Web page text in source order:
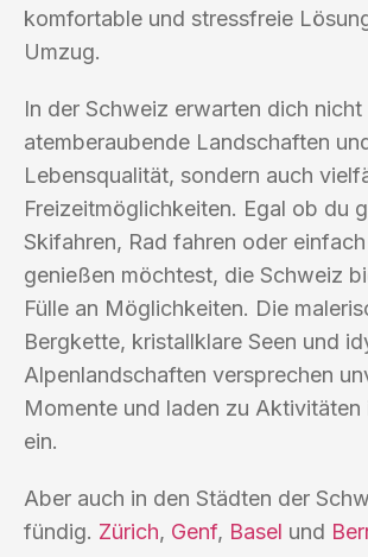
komfortable und stressfreie
Umzug.
In der Schweiz erwarten dich nicht
atemberaubende Landschaften
Lebensqualität, sondern auch
Freizeitmöglichkeiten. Egal ob du
Skifahren, Rad fahren oder
genießen möchtest, die Schweiz
Fülle an Möglichkeiten. Die
Bergkette, kristallklare Seen und
Alpenlandschaften versprechen
Momente und laden zu Aktivitäten
ein.
Aber auch in den Städten der
fündig. Zürich, Genf, Basel und